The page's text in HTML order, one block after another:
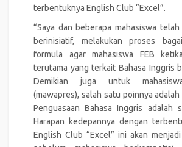
terbentuknya English Club “Excel”.
“Saya dan beberapa mahasiswa
berinisiatif, melakukan proses
formula agar mahasiswa FEB
terutama yang terkait Bahasa Inggris
Demikian juga untuk
(mawapres), salah satu poinnya adalah
Penguasaan Bahasa Inggris adalah
Harapan kedepannya dengan
English Club “Excel” ini akan